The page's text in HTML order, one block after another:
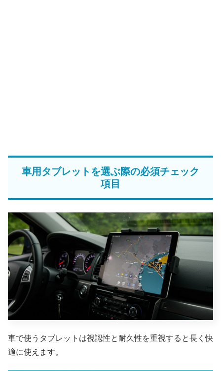
車用タブレットを選ぶ際の必須チェック
項目
車で使うタブレットは視認性と耐久性を重視すると長く快
適に使えます。